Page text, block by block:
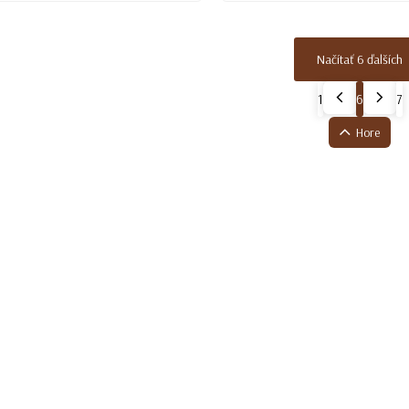
Načítať 6 ďalších
1 6 7
Hore